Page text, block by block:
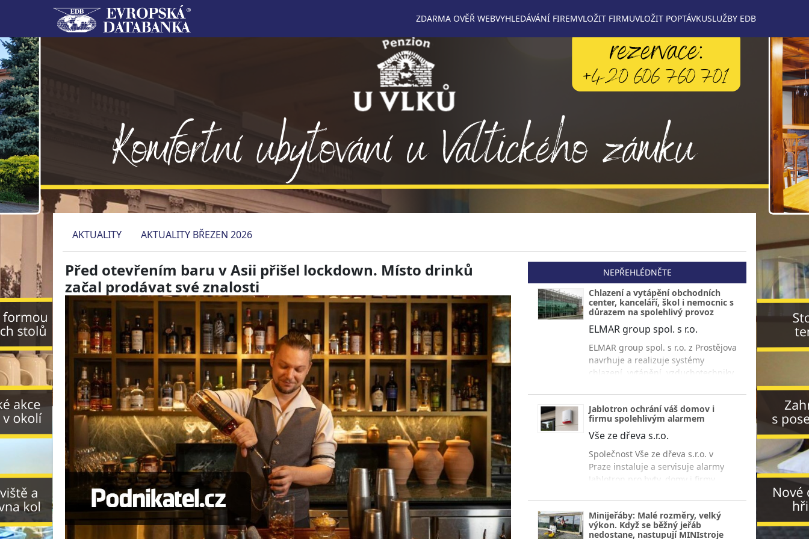
ZDARMA OVĚŘ WEBVYHLEDÁVÁNÍ FIREMVLOŽIT FIRMUVLOŽIT POPTÁVKUSLUŽBY EDB
AKTUALITY AKTUALITY BŘEZEN 2026
Před otevřením baru v Asii přišel lockdown. Místo drinků
začal prodávat své znalosti
NEPŘEHLÉDNĚTE
Chlazení a vytápění obchodních
center, kanceláří, škol i nemocnic s
důrazem na spolehlivý provoz
ELMAR group spol. s r.o.
ELMAR group spol. s r.o. z Prostějova
navrhuje a realizuje systémy
chlazení, vytápění, vzduchotechniky
centra, kancelářské budovy, školy,
nemocnice i ubytovací zařízení s
důrazem na úsporu energií a
spolehlivý provoz.
Jablotron ochrání váš domov i
firmu spolehlivým alarmem
Vše ze dřeva s.r.o.
Společnost Vše ze dřeva s.r.o. v
Praze instaluje a servisuje alarmy
Jablotron pro byty, domy i firmy.
upozornění a jistotu každý den.
Minijeřáby: Malé rozměry, velký
výkon. Když se běžný jeřáb
nedostane, nastupují MINIstroje